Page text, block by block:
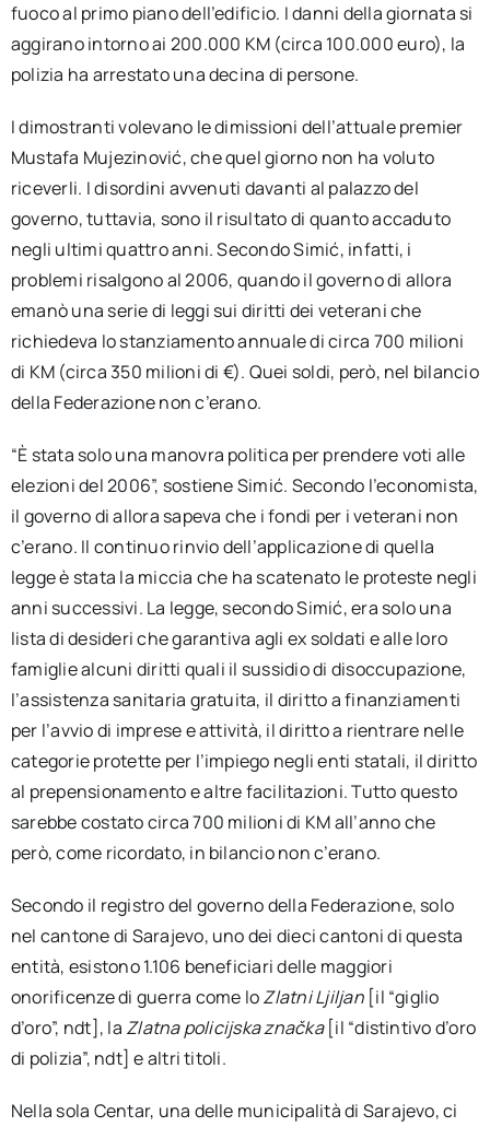
fuoco al primo piano dell’edificio. I danni della giornata si
aggirano intorno ai 200.000 KM (circa 100.000 euro), la
polizia ha arrestato una decina di persone.
I dimostranti volevano le dimissioni dell’attuale premier
Mustafa Mujezinović, che quel giorno non ha voluto
riceverli. I disordini avvenuti davanti al palazzo del
governo, tuttavia, sono il risultato di quanto accaduto
negli ultimi quattro anni. Secondo Simić, infatti, i
problemi risalgono al 2006, quando il governo di allora
emanò una serie di leggi sui diritti dei veterani che
richiedeva lo stanziamento annuale di circa 700 milioni
di KM (circa 350 milioni di €). Quei soldi, però, nel bilancio
della Federazione non c’erano.
“È stata solo una manovra politica per prendere voti alle
elezioni del 2006”, sostiene Simić. Secondo l’economista,
il governo di allora sapeva che i fondi per i veterani non
c’erano. Il continuo rinvio dell’applicazione di quella
legge è stata la miccia che ha scatenato le proteste negli
anni successivi. La legge, secondo Simić, era solo una
lista di desideri che garantiva agli ex soldati e alle loro
famiglie alcuni diritti quali il sussidio di disoccupazione,
l’assistenza sanitaria gratuita, il diritto a finanziamenti
per l’avvio di imprese e attività, il diritto a rientrare nelle
categorie protette per l’impiego negli enti statali, il diritto
al prepensionamento e altre facilitazioni. Tutto questo
sarebbe costato circa 700 milioni di KM all’anno che
però, come ricordato, in bilancio non c’erano.
Secondo il registro del governo della Federazione, solo
nel cantone di Sarajevo, uno dei dieci cantoni di questa
entità, esistono 1.106 beneficiari delle maggiori
onorificenze di guerra come loZlatni Ljiljan[il “giglio
d’oro”, ndt], la Zlatna policijska značka[il “distintivo d’oro
di polizia”, ndt] e altri titoli.
Nella sola Centar, una delle municipalità di Sarajevo, ci